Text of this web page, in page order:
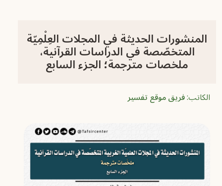
المنشورات الحديثة في المجلات العِلْمِيّة
المتخصّصة في الدراسات القرآنية،
ملخصات مترجمة؛ الجزء السابع
الكاتب:فريق موقع تفسير